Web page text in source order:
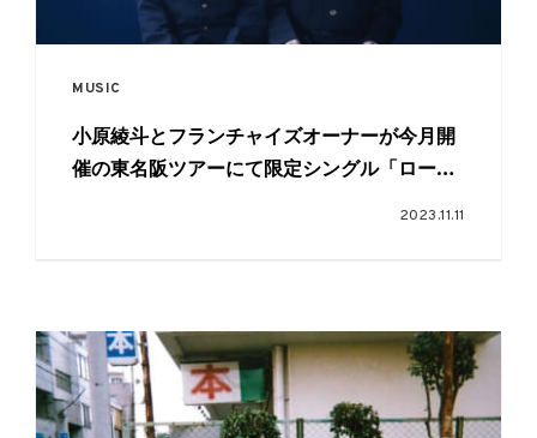
MUSIC
小原綾斗とフランチャイズオーナーが今月開
催の東名阪ツアーにて限定シングル「ローラ
2023.11.11